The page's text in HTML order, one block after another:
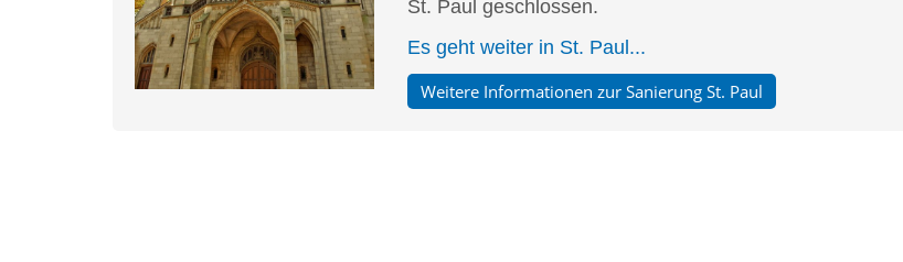
St. Paul geschlossen.
Es geht weiter in St. Paul...
Weitere Informationen zur Sanierung St. Paul